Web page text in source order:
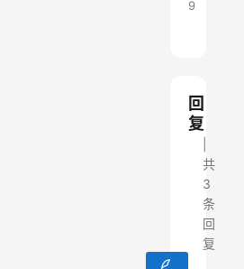
9
回
复
共
3
条
回
复